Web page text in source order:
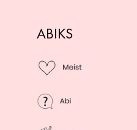
ABIKS